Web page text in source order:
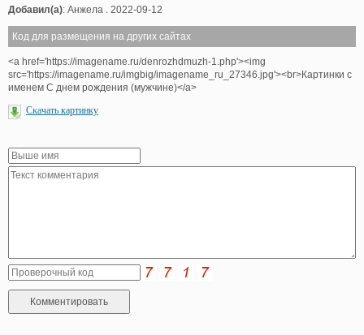
Добавил(а): Анжела . 2022-09-12
Код для размещения на других сайтах
<a href='https://imagename.ru/denrozhdmuzh-1.php'><img
src='https://imagename.ru/imgbig/imagename_ru_27346.jpg'><br>Картинки с
именем С днем рождения (мужчине)</a>
Скачать картинку